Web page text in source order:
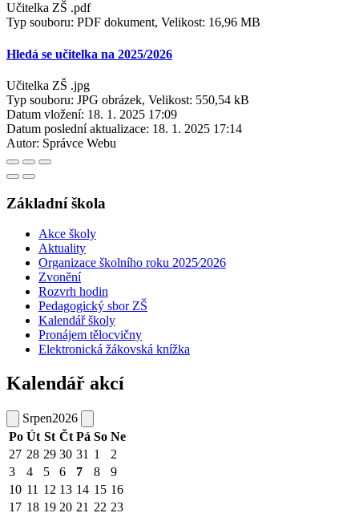
Učitelka ZŠ .pdf
Typ souboru: PDF dokument, Velikost: 16,96 MB
Hledá se učitelka na 2025/2026
Učitelka ZŠ .jpg
Typ souboru: JPG obrázek, Velikost: 550,54 kB
Datum vložení: 18. 1. 2025 17:09
Datum poslední aktualizace: 18. 1. 2025 17:14
Autor: Správce Webu
Základní škola
Akce školy
Aktuality
Organizace školního roku 2025⁄2026
Zvonění
Rozvrh hodin
Pedagogický sbor ZŠ
Kalendář školy
Pronájem tělocvičny
Elektronická žákovská knížka
Kalendář akcí
Srpen2026
Po Út St Čt Pá So Ne
27 28 29 30 31 1
2
3
4 5 6 7 8
9
10 11 12 13 14 15 16
17 18 19 20 21 22 23